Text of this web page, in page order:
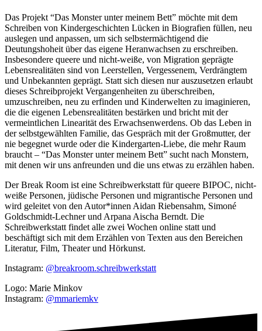
Das Projekt “Das Monster unter meinem Bett” möchte mit dem
Schreiben von Kindergeschichten Lücken in Biografien füllen, neu
auslegen und anpassen, um sich selbstermächtigend die
Deutungshoheit über das eigene Heranwachsen zu erschreiben.
Insbesondere queere und nicht-weiße, von Migration geprägte
Lebensrealitäten sind von Leerstellen, Vergessenem, Verdrängtem
und Unbekannten geprägt. Statt sich diesen nurauszusetzen erlaubt
dieses Schreibprojekt Vergangenheiten zu überschreiben,
umzuschreiben, neu zu erfinden und Kinderwelten zu imaginieren,
die die eigenen Lebensrealitäten bestärken und bricht mit der
vermeintlichen Linearität des Erwachsenwerdens. Ob das Leben in
der selbstgewählten Familie, das Gespräch mit der Großmutter, der
nie begegnet wurde oder die Kindergarten-Liebe, die mehr Raum
braucht – “Das Monster unter meinem Bett” sucht nach Monstern,
mit denen wir uns anfreunden und die uns etwas zu erzählen haben.
Der Break Room ist eine Schreibwerkstatt für queere BIPOC, nicht-
weiße Personen, jüdische Personen und migrantische Personen und
wird geleitet von den Autor*innen Aidan Riebensahm, Simoné
Goldschmidt-Lechner und Arpana Aischa Berndt. Die
Schreibwerkstatt findet alle zwei Wochen online statt und
beschäftigt sich mit dem Erzählen von Texten aus den Bereichen
Literatur, Film, Theater und Hörkunst.
Instagram: @breakroom.schreibwerkstatt
Logo: Marie Minkov
Instagram: @mmariemkv